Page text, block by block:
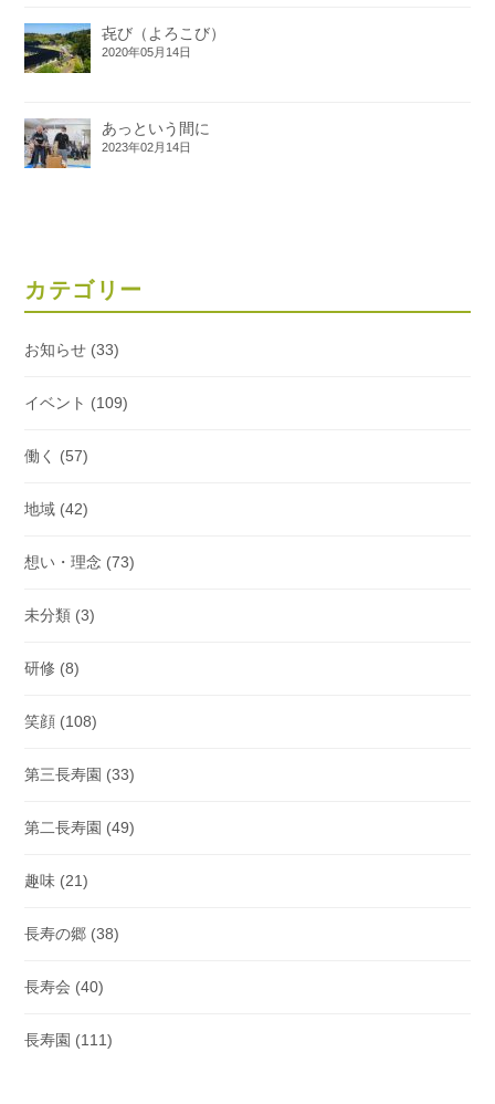
㐂び（よろこび）
2020年05月14日
あっという間に
2023年02月14日
カテゴリー
お知らせ (33)
イベント (109)
働く (57)
地域 (42)
想い・理念 (73)
未分類 (3)
研修 (8)
笑顔 (108)
第三長寿園 (33)
第二長寿園 (49)
趣味 (21)
長寿の郷 (38)
長寿会 (40)
長寿園 (111)